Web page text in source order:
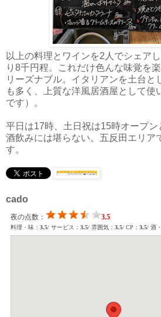
以上の料理とワインを2人でシェア
り8千円程。これだけ色んな味覚を
リーズナブル。イタリアンを土台と
も多く、上質な洋風居酒屋として使
です）。
平日は17時、土日祝は15時オープン
酒飲みには堪らない。五反田エリア
す。
cado